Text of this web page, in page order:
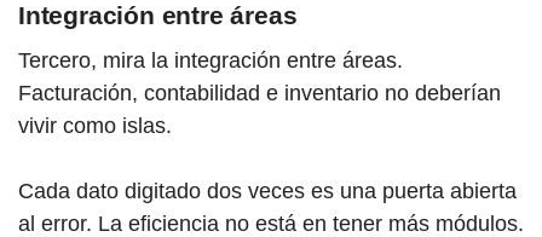
Integración entre áreas
Tercero, mira la integración entre áreas.
Facturación, contabilidad e inventario no deberían
vivir como islas.
Cada dato digitado dos veces es una puerta abierta
al error. La eficiencia no está en tener más módulos.